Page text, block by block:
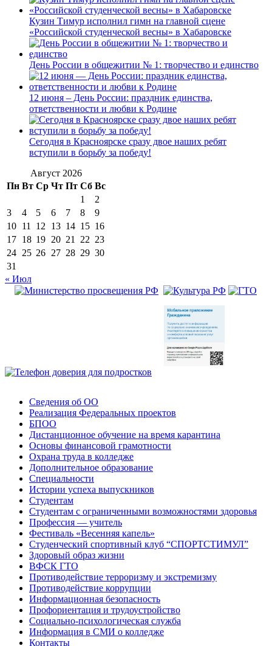
Кузин Тимур исполнил гимн на главной сцене
«Российской студенческой весны» в Хабаровске
День России в общежитии № 1: творчество и единство
12 июня – День России: праздник единства,
ответственности и любви к Родине
Сегодня в Красноярске сразу двое наших ребят
вступили в борьбу за победу!
Август 2026
Пн Вт Ср Чт Пт Сб Вс
1
2
3
4 5 6 7 8
9
10 11 12 13 14 15 16
17 18 19 20 21 22 23
24 25 26 27 28 29 30
31
« Июл
Сведения об ОО
Реализация Федеральных проектов
БПОО
Дистанционное обучение на время карантина
Основы финансовой грамотности
Охрана труда в колледже
Дополнительное образование
Специальности
Истории успеха выпускников
Студентам
Студентам с ограниченными возможностями здоровья
Профессия — учитель
Фестиваль «Весенняя капель»
Студенческий спортивный клуб “СПОРТСТИМУЛ”
Здоровый образ жизни
ВФСК ГТО
Противодействие терроризму и экстремизму
Противодействие коррупции
Информационная безопасность
Профориентация и трудоустройство
Социально-психологическая служба
Информация в СМИ о колледже
Контакты